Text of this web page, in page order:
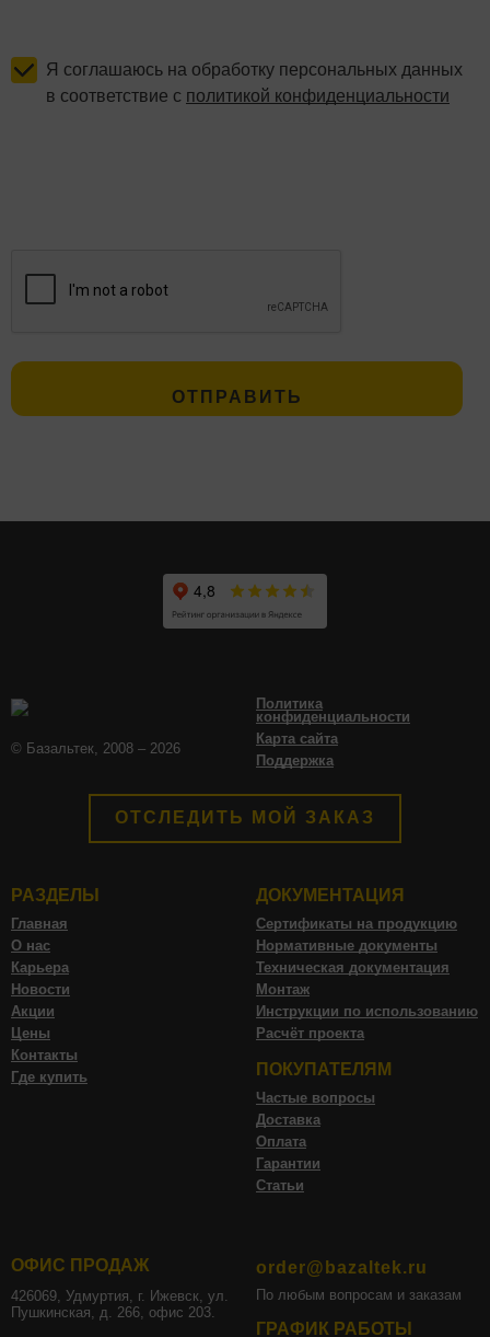
Я соглашаюсь на обработку персональных данных
в соответствие с политикой конфиденциальности
© Базальтек, 2008 – 2026
Политика
конфиденциальности
Карта сайта
Поддержка
ОТСЛЕДИТЬ МОЙ ЗАКАЗ
РАЗДЕЛЫ
Главная
О нас
Карьера
Новости
Акции
Цены
Контакты
Где купить
ДОКУМЕНТАЦИЯ
Сертификаты на продукцию
Нормативные документы
Техническая документация
Монтаж
Инструкции по использованию
Расчёт проекта
ПОКУПАТЕЛЯМ
Частые вопросы
Доставка
Оплата
Гарантии
Статьи
ОФИС ПРОДАЖ
426069, Удмуртия, г. Ижевск, ул.
Пушкинская, д. 266, офис 203.
order@bazaltek.ru
По любым вопросам и заказам
ГРАФИК РАБОТЫ